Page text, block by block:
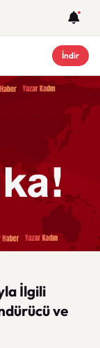
İndir
İlgili
ve